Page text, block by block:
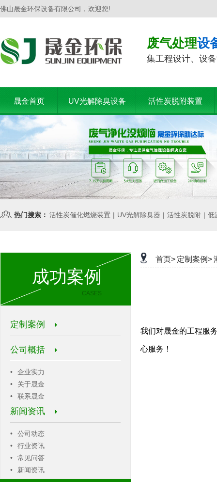
佛山晟金环保设备有限公司，欢迎您!
废气处理设
集工程设计、设
晟金首页 UV光解除臭设备 活性炭脱附装置
热门搜索： 活性炭催化燃烧装置 | UV光解除臭器 | 活性炭脱附 | 低
成功案例
CASES
定制案例
公司概括
•
企业实力
•
关于晟金
•
联系晟金
新闻资讯
•
公司动态
•
行业资讯
•
常见问答
•
新闻资讯
首页> 定制案例>
我们对晟金的工程服
心服务！